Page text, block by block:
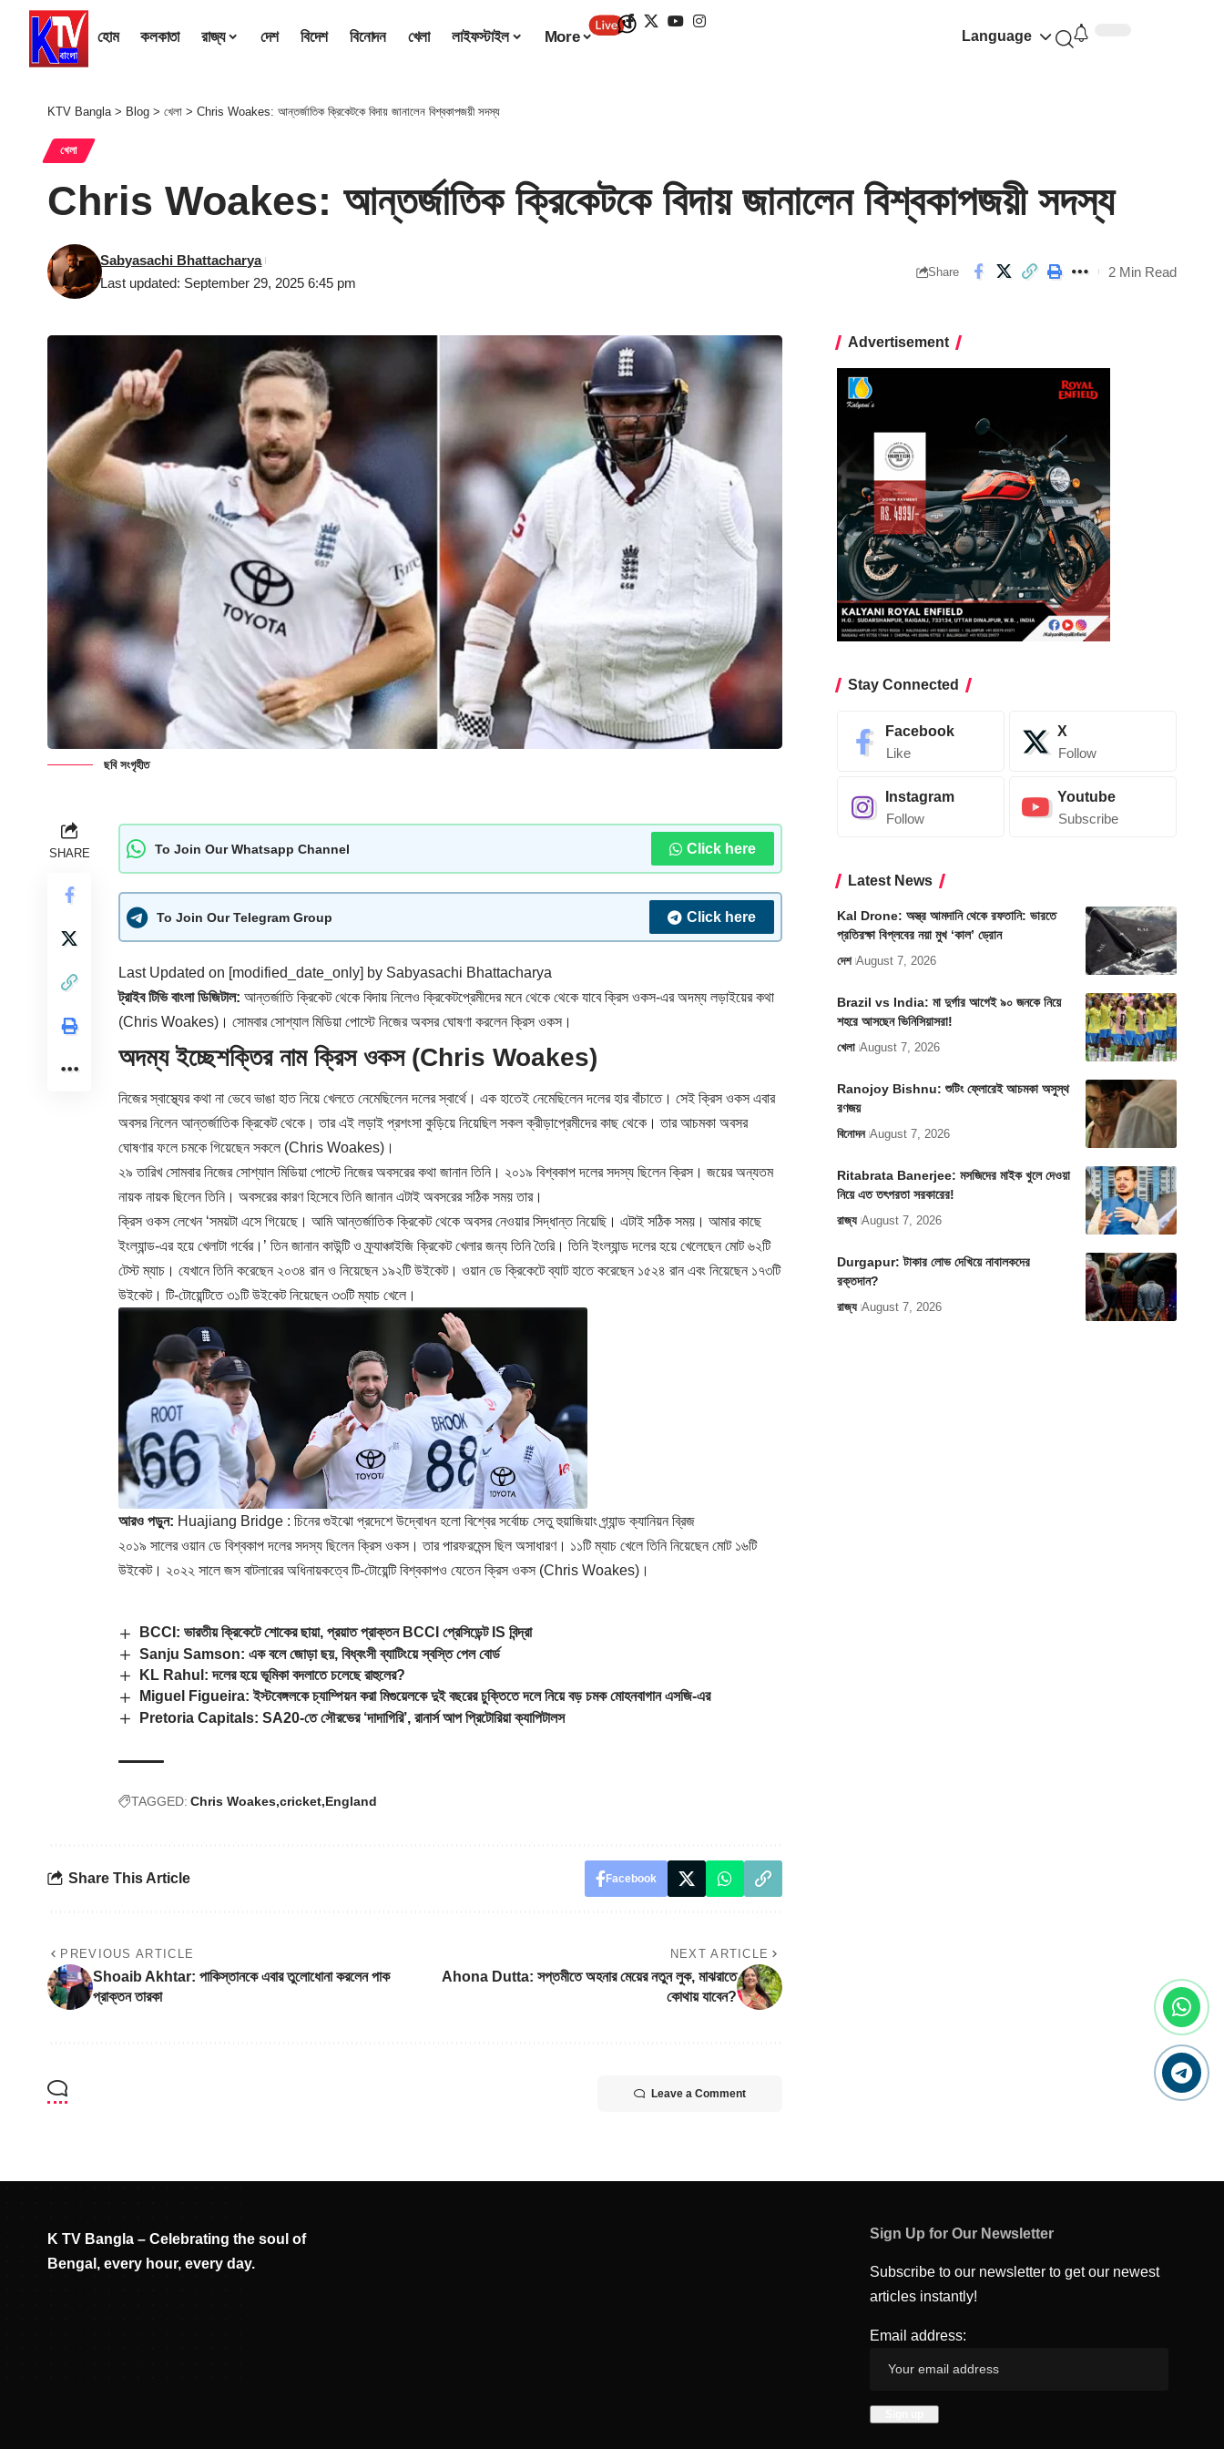
হোম কলকাতা রাজ্য দেশ বিদেশ বিনোদন খেলা লাইফস্টাইল More Language
KTV Bangla> Blog > খেলা > Chris Woakes: আন্তর্জাতিক ক্রিকেটকে বিদায় জানালেন বিশ্বকাপজয়ী সদস্য
খেলা
Chris Woakes: আন্তর্জাতিক ক্রিকেটকে বিদায় জানালেন বিশ্বকাপজয়ী সদস্য
Last updated: September 29, 2025 6:45 pm
Sabyasachi Bhattacharya
Share 2 Min Read
ছবি সংগৃহীত
SHARE To Join Our Whatsapp Channel Click here
To Join Our Telegram Group Click here
Last Updated on [modified_date_only] by Sabyasachi Bhattacharya
ট্রাইব টিভি বাংলা ডিজিটাল: আন্তর্জাতি ক্রিকেট থেকে বিদায় নিলেও ক্রিকেটপ্রেমীদের মনে থেকে থেকে যাবে ক্রিস ওকস-এর অদম্য লড়াইয়ের কথা
(Chris Woakes)। সোমবার সোশ্যাল মিডিয়া পোস্টে নিজের অবসর ঘোষণা করলেন ক্রিস ওকস।
অদম্য ইচ্ছেশক্তির নাম ক্রিস ওকস (Chris Woakes)
নিজের স্বাস্থ্যের কথা না ভেবে ভাঙা হাত নিয়ে খেলতে নেমেছিলেন দলের স্বার্থে। এক হাতেই নেমেছিলেন দলের হার বাঁচাতে। সেই ক্রিস ওকস এবার
অবসর নিলেন আন্তর্জাতিক ক্রিকেট থেকে। তার এই লড়াই প্রশংসা কুড়িয়ে নিয়েছিল সকল ক্রীড়াপ্রেমীদের কাছ থেকে। তার আচমকা অবসর
ঘোষণার ফলে চমকে গিয়েছেন সকলে (Chris Woakes)।
২৯ তারিখ সোমবার নিজের সোশ্যাল মিডিয়া পোস্টে নিজের অবসরের কথা জানান তিনি। ২০১৯ বিশ্বকাপ দলের সদস্য ছিলেন ক্রিস। জয়ের অন্যতম
নায়ক নায়ক ছিলেন তিনি। অবসরের কারণ হিসেবে তিনি জানান এটাই অবসরের সঠিক সময় তার।
ক্রিস ওকস লেখেন ‘সময়টা এসে গিয়েছে। আমি আন্তর্জাতিক ক্রিকেট থেকে অবসর নেওয়ার সিদ্ধান্ত নিয়েছি। এটাই সঠিক সময়। আমার কাছে
ইংল্যান্ড-এর হয়ে খেলাটা গর্বের।’ তিন জানান কাউন্টি ও ফ্র্যাঞ্চাইজি ক্রিকেট খেলার জন্য তিনি তৈরি। তিনি ইংল্যান্ড দলের হয়ে খেলেছেন মোট ৬২টি
টেস্ট ম্যাচ। যেখানে তিনি করেছেন ২০৩৪ রান ও নিয়েছেন ১৯২টি উইকেট। ওয়ান ডে ক্রিকেটে ব্যাট হাতে করেছেন ১৫২৪ রান এবং নিয়েছেন ১৭৩টি
উইকেট। টি-টোয়েন্টিতে ৩১টি উইকেট নিয়েছেন ৩৩টি ম্যাচ খেলে।
আরও পড়ুন: Huajiang Bridge : চিনের গুইঝো প্রদেশে উদ্বোধন হলো বিশ্বের সর্বোচ্চ সেতু হুয়াজিয়াং গ্র্যান্ড ক্যানিয়ন ব্রিজ
২০১৯ সালের ওয়ান ডে বিশ্বকাপ দলের সদস্য ছিলেন ক্রিস ওকস। তার পারফরমেন্স ছিল অসাধারণ। ১১টি ম্যাচ খেলে তিনি নিয়েছেন মোট ১৬টি
উইকেট। ২০২২ সালে জস বাটলারের অধিনায়কত্বে টি-টোয়েন্টি বিশ্বকাপও যেতেন ক্রিস ওকস (Chris Woakes)।
BCCI: ভারতীয় ক্রিকেটে শোকের ছায়া, প্রয়াত প্রাক্তন BCCI প্রেসিডেন্ট IS বিন্দ্রা
Sanju Samson: এক বলে জোড়া ছয়, বিধ্বংসী ব্যাটিংয়ে স্বস্তি পেল বোর্ড
KL Rahul: দলের হয়ে ভূমিকা বদলাতে চলেছে রাহুলের?
Miguel Figueira: ইস্টবেঙ্গলকে চ্যাম্পিয়ন করা মিগুয়েলকে দুই বছরের চুক্তিতে দলে নিয়ে বড় চমক মোহনবাগান এসজি-এর
Pretoria Capitals: SA20-তে সৌরভের ‘দাদাগিরি’, রানার্স আপ প্রিটোরিয়া ক্যাপিটালস
TAGGED: Chris Woakes cricket England
Share This Article Facebook
PREVIOUS ARTICLE
Shoaib Akhtar: পাকিস্তানকে এবার তুলোধোনা করলেন পাক
প্রাক্তন তারকা
NEXT ARTICLE
Ahona Dutta: সপ্তমীতে অহনার মেয়ের নতুন লুক, মাঝরাতে
কোথায় যাবেন?
Leave a Comment
Advertisement
Stay Connected
Facebook
Like
X
Follow
Instagram
Follow
Youtube
Subscribe
Latest News
Kal Drone: অস্ত্র আমদানি থেকে রফতানি: ভারতে
প্রতিরক্ষা বিপ্লবের নয়া মুখ ‘কাল’ ড্রোন
দেশ August 7, 2026
Brazil vs India: মা দুর্গার আগেই ৯০ জনকে নিয়ে
শহরে আসছেন ভিনিসিয়াসরা!
খেলা August 7, 2026
Ranojoy Bishnu: শুটিং ফ্লোরেই আচমকা অসুস্থ
রণজয়
বিনোদন August 7, 2026
Ritabrata Banerjee: মসজিদের মাইক খুলে দেওয়া
নিয়ে এত তৎপরতা সরকারের!
রাজ্য August 7, 2026
Durgapur: টাকার লোভ দেখিয়ে নাবালকদের
রক্তদান?
রাজ্য August 7, 2026
K TV Bangla – Celebrating the soul of
Bengal, every hour, every day.
Sign Up for Our Newsletter
Subscribe to our newsletter to get our newest
articles instantly!
Email address: